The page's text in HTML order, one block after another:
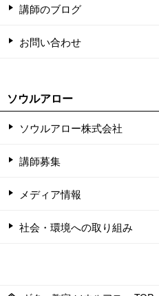
講師のブログ
お問い合わせ
ソウルアロー
ソウルアロー株式会社
講師募集
メディア情報
社会・環境への取り組み